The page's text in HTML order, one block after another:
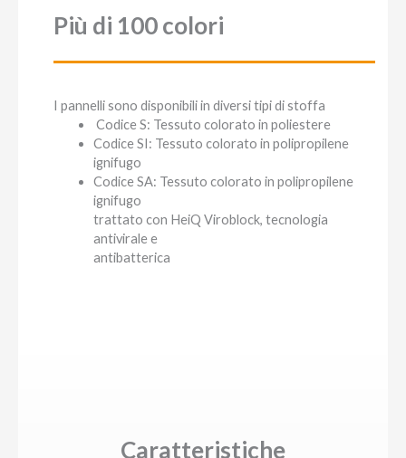
Più di 100 colori
I pannelli sono disponibili in diversi tipi di stoffa
Codice S: Tessuto colorato in poliestere
Codice SI: Tessuto colorato in polipropilene
ignifugo
Codice SA: Tessuto colorato in polipropilene
ignifugo
trattato con HeiQ Viroblock, tecnologia
antivirale e
antibatterica
Caratteristiche